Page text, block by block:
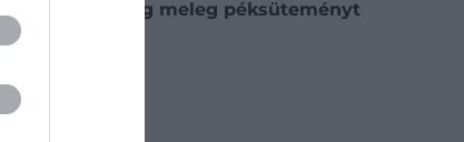
frissen sült, még meleg péksüteményt